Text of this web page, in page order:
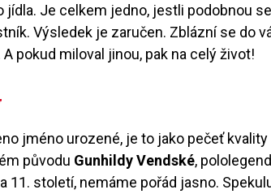
jídla. Je celkem jedno, jestli podobnou
Výsledek je zaručen. Zblázní se do
pokud miloval jinou, pak na celý život!
jméno urozené, je to jako pečeť kvality
původu Gunhildy Vendské,
11. století, nemáme pořád jasno.